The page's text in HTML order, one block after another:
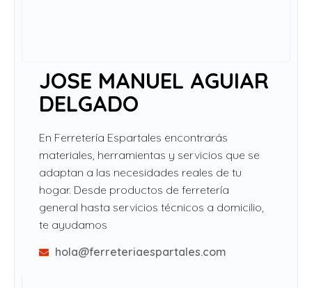
JOSE MANUEL AGUIAR
DELGADO
En Ferretería Espartales encontrarás
materiales, herramientas y servicios que se
adaptan a las necesidades reales de tu
hogar. Desde productos de ferretería
general hasta servicios técnicos a domicilio,
te ayudamos
hola@ferreteriaespartales.com